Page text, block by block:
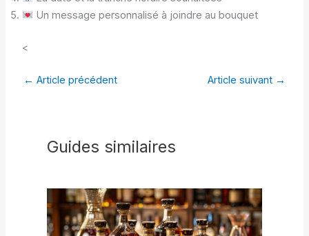
Un message personnalisé à joindre au bouquet
<
← Article précédent Article suivant →
Guides similaires